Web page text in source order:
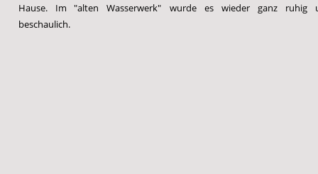
Hause.
Im "alten Wasserwerk" wurde es wieder ganz ruhig
beschaulich.